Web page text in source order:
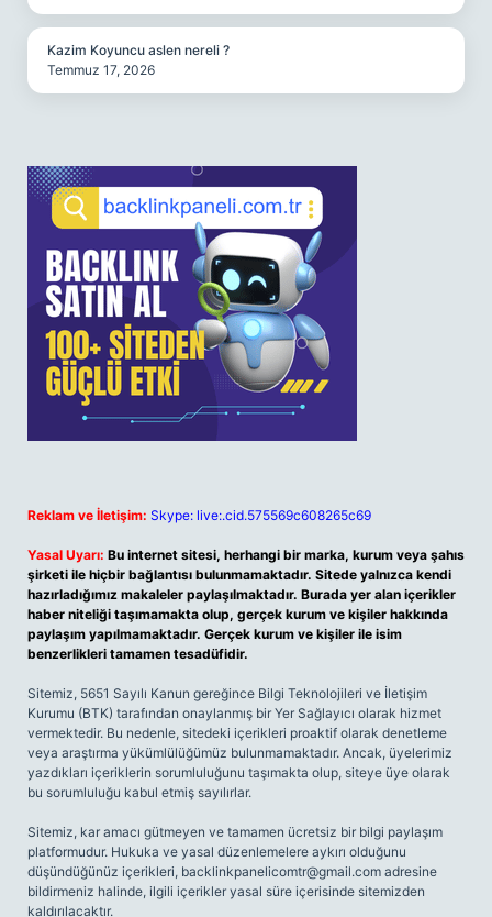
Kazim Koyuncu aslen nereli ?
Temmuz 17, 2026
Reklam ve İletişim: Skype: live:.cid.575569c608265c69
Yasal Uyarı: Bu internet sitesi, herhangi bir marka, kurum veya şahıs
şirketi ile hiçbir bağlantısı bulunmamaktadır. Sitede yalnızca kendi
hazırladığımız makaleler paylaşılmaktadır. Burada yer alan içerikler
haber niteliği taşımamakta olup, gerçek kurum ve kişiler hakkında
paylaşım yapılmamaktadır. Gerçek kurum ve kişiler ile isim
benzerlikleri tamamen tesadüfidir.
Sitemiz, 5651 Sayılı Kanun gereğince Bilgi Teknolojileri ve İletişim
Kurumu (BTK) tarafından onaylanmış bir Yer Sağlayıcı olarak hizmet
vermektedir. Bu nedenle, sitedeki içerikleri proaktif olarak denetleme
veya araştırma yükümlülüğümüz bulunmamaktadır. Ancak, üyelerimiz
yazdıkları içeriklerin sorumluluğunu taşımakta olup, siteye üye olarak
bu sorumluluğu kabul etmiş sayılırlar.
Sitemiz, kar amacı gütmeyen ve tamamen ücretsiz bir bilgi paylaşım
platformudur. Hukuka ve yasal düzenlemelere aykırı olduğunu
düşündüğünüz içerikleri, backlinkpanelicomtr@gmail.com adresine
bildirmeniz halinde, ilgili içerikler yasal süre içerisinde sitemizden
kaldırılacaktır.